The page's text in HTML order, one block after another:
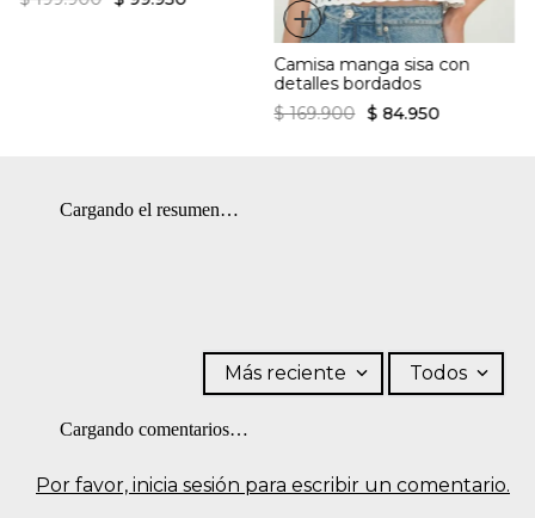
Planchar con vapor puede causar daño irreversible.
+
Camisa manga sisa con
detalles bordados
$ 169.900 $ 84.950
Cargando el resumen…
Por favor, inicia sesión para escribir un comentario.
Más reciente Todos
Cargando comentarios…